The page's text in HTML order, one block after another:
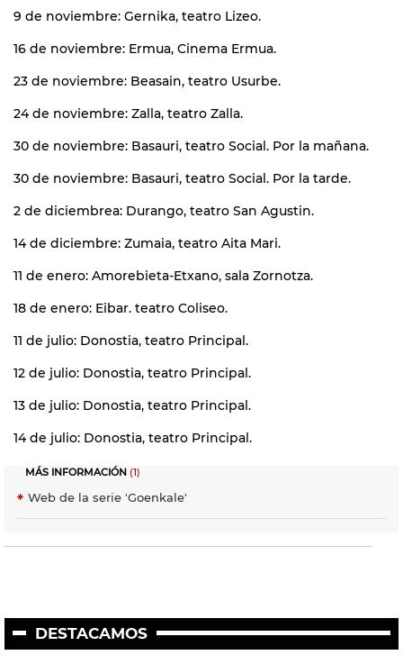
9 de noviembre: Gernika, teatro Lizeo.
16 de noviembre: Ermua, Cinema Ermua.
23 de noviembre: Beasain, teatro Usurbe.
24 de noviembre: Zalla, teatro Zalla.
30 de noviembre: Basauri, teatro Social. Por la mañana.
30 de noviembre: Basauri, teatro Social. Por la tarde.
2 de diciembrea: Durango, teatro San Agustin.
14 de diciembre: Zumaia, teatro Aita Mari.
11 de enero: Amorebieta-Etxano, sala Zornotza.
18 de enero: Eibar. teatro Coliseo.
11 de julio: Donostia, teatro Principal.
12 de julio: Donostia, teatro Principal.
13 de julio: Donostia, teatro Principal.
14 de julio: Donostia, teatro Principal.
MÁS INFORMACIÓN (1)
Web de la serie 'Goenkale'
DESTACAMOS